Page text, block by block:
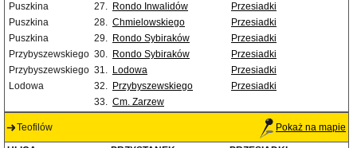
Puszkina
27. Rondo Inwalidów
Przesiadki
Puszkina
28. Chmielowskiego
Przesiadki
Puszkina
29. Rondo Sybiraków
Przesiadki
Przybyszewskiego 30. Rondo Sybiraków
Przesiadki
Przybyszewskiego 31. Lodowa
Przesiadki
Lodowa
32. Przybyszewskiego
Przesiadki
33. Cm. Zarzew
Teofilów Pokaż na mapie